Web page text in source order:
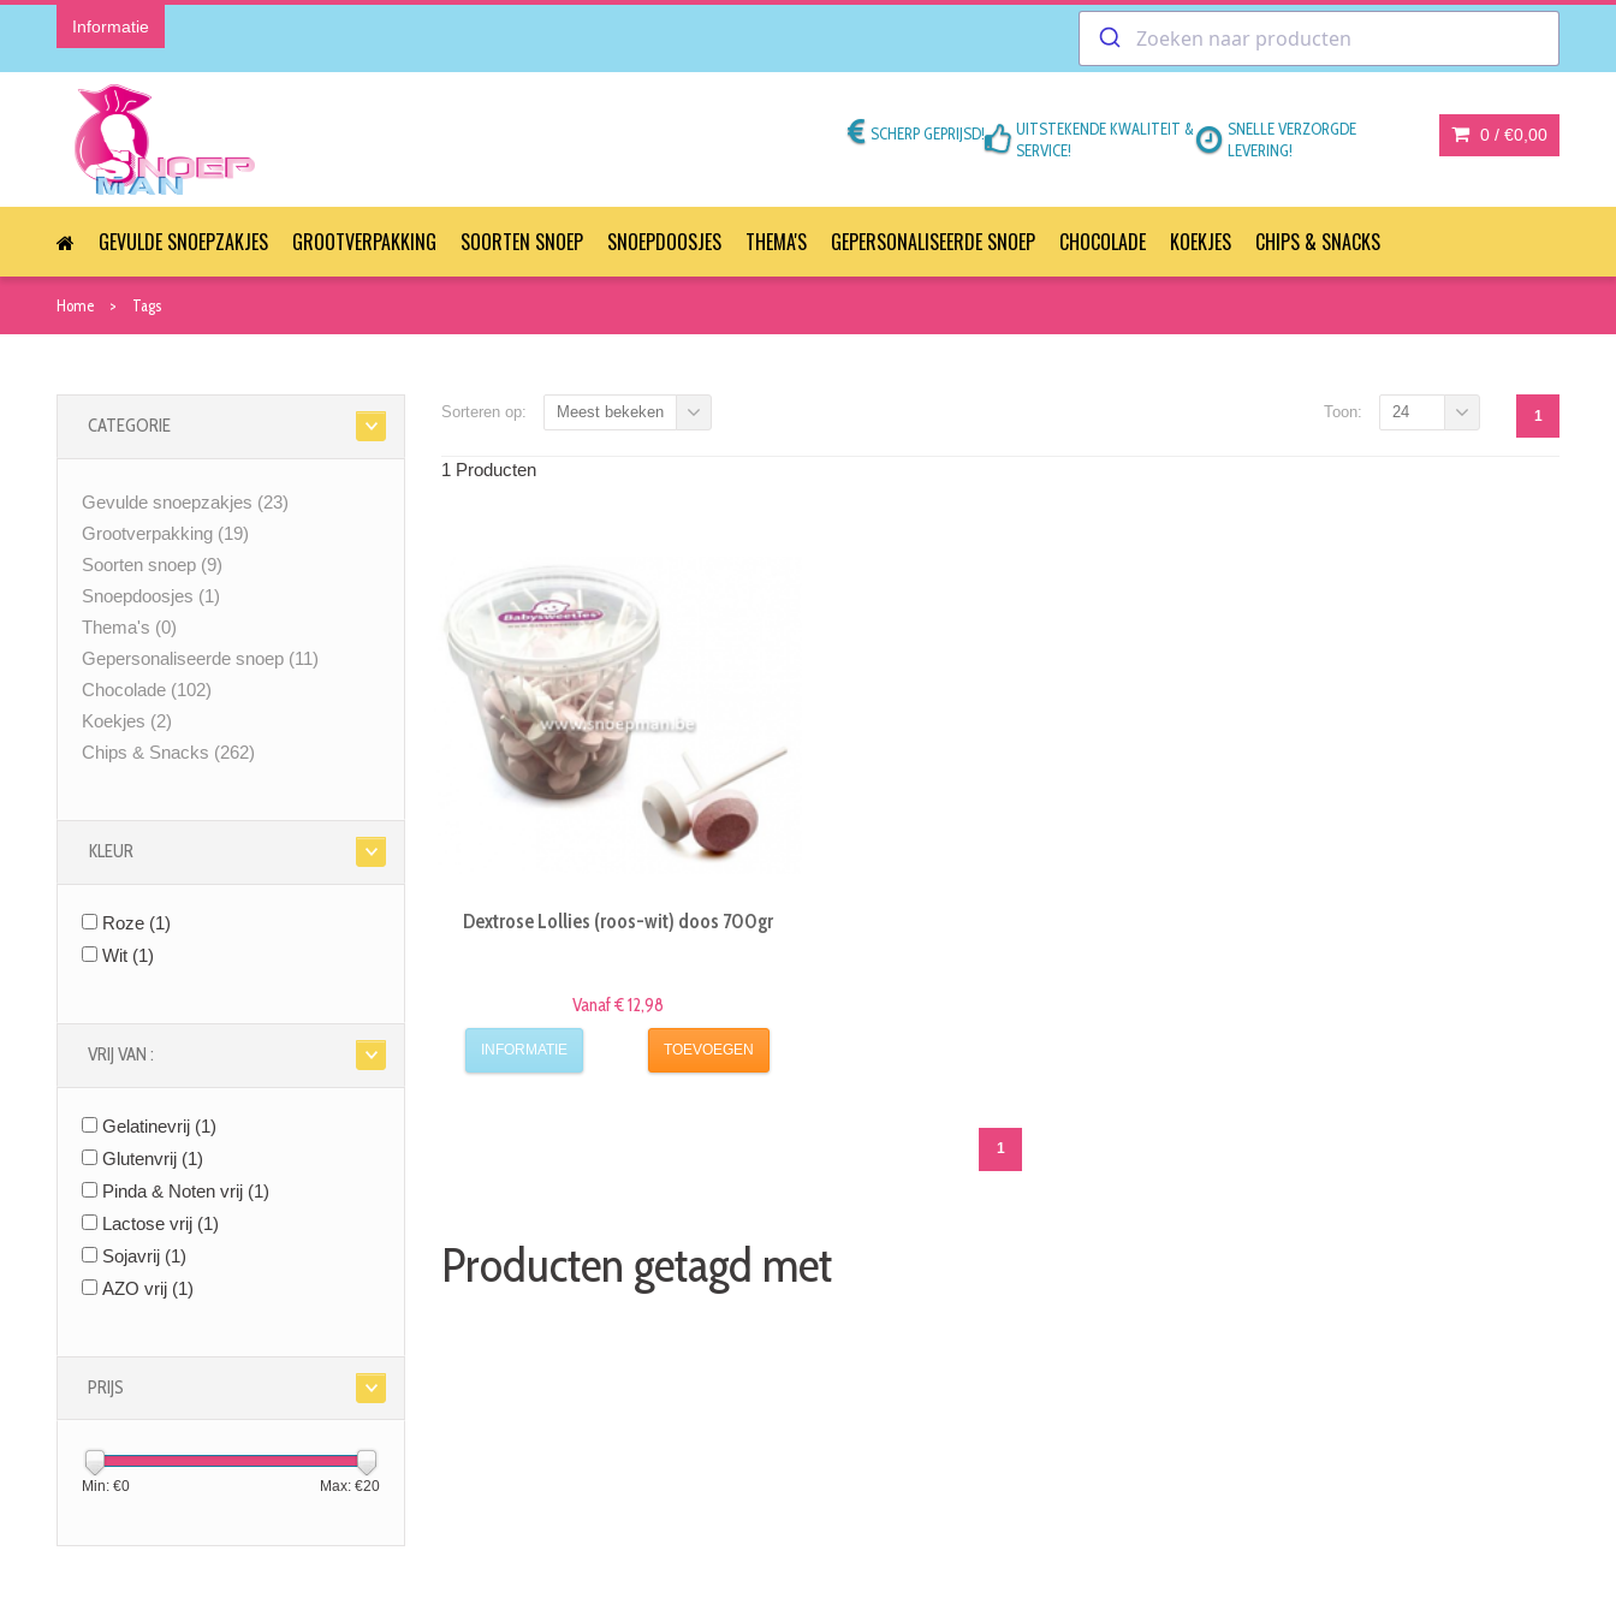
Informatie
SCHERP GEPRIJSD!
UITSTEKENDE KWALITEIT &
SERVICE!
SNELLE VERZORGDE
LEVERING!
0 / €0,00
GEVULDE SNOEPZAKJES GROOTVERPAKKING SOORTEN SNOEP SNOEPDOOSJES THEMA'S GEPERSONALISEERDE SNOEP CHOCOLADE KOEKJES CHIPS & SNACKS
Home Tags
CATEGORIE
Gevulde snoepzakjes (23)
Grootverpakking (19)
Soorten snoep (9)
Snoepdoosjes (1)
Thema's (0)
Gepersonaliseerde snoep (11)
Chocolade (102)
Koekjes (2)
Chips & Snacks (262)
KLEUR
Roze (1)
Wit (1)
VRIJ VAN :
Gelatinevrij (1)
Glutenvrij (1)
Pinda & Noten vrij (1)
Lactose vrij (1)
Sojavrij (1)
AZO vrij (1)
PRIJS
Min: €0 Max: €20
Sorteren op: Meest bekeken 1
Toon: 24
1 Producten
Dextrose Lollies (roos-wit) doos 700gr
Vanaf € 12,98
INFORMATIE TOEVOEGEN
1
Producten getagd met